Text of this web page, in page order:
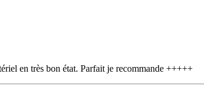
en très bon état. Parfait je recommande +++++